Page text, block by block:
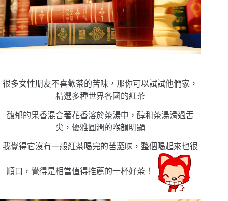
很多女性朋友不喜歡茶的苦味，那你可以試試他們家，
精選多種世界各國的紅茶
馥郁的果香混合著花香溶於茶湯中，醇和茶湯滑過舌
尖，優雅圓潤的喉韻明顯
我覺得它沒有一般紅茶喝完的苦澀味，整個喝起來也很
順口，覺得是相當值得推薦的一杯好茶！